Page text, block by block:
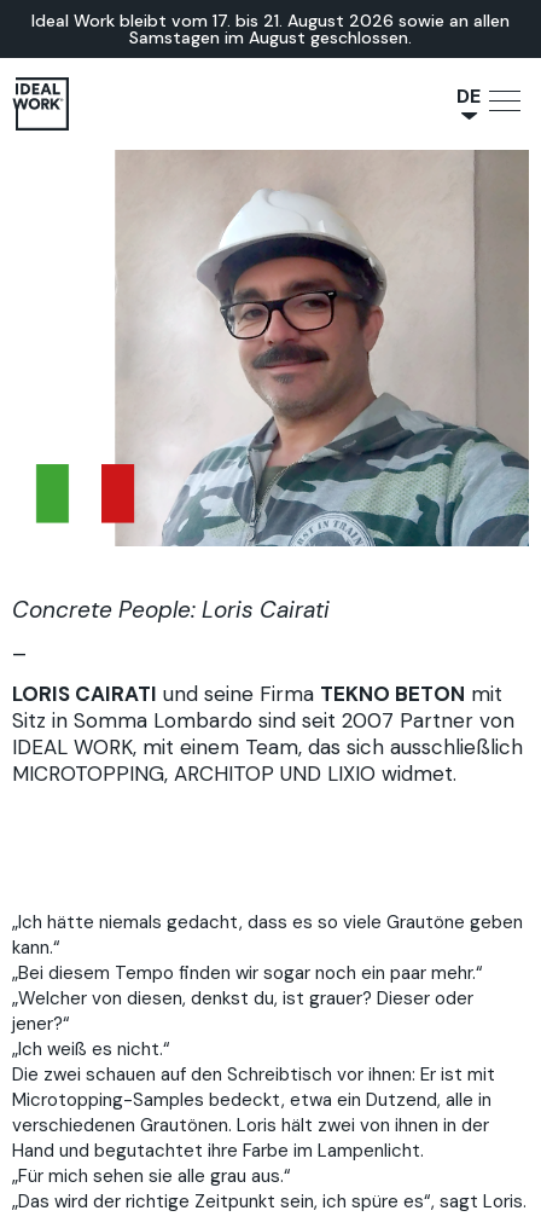
Ideal Work bleibt vom 17. bis 21. August 2026 sowie an allen
Samstagen im August geschlossen.
DE
Concrete People: Loris Cairati
–
LORIS CAIRATI und seine Firma TEKNO BETON mit
Sitz in Somma Lombardo sind seit 2007 Partner von
IDEAL WORK, mit einem Team, das sich ausschließlich
MICROTOPPING, ARCHITOP UND LIXIO widmet.
„Ich hätte niemals gedacht, dass es so viele Grautöne geben
kann.“
„Bei diesem Tempo finden wir sogar noch ein paar mehr.“
„Welcher von diesen, denkst du, ist grauer? Dieser oder
jener?“
„Ich weiß es nicht.“
Die zwei schauen auf den Schreibtisch vor ihnen: Er ist mit
Microtopping-Samples bedeckt, etwa ein Dutzend, alle in
verschiedenen Grautönen. Loris hält zwei von ihnen in der
Hand und begutachtet ihre Farbe im Lampenlicht.
„Für mich sehen sie alle grau aus.“
„Das wird der richtige Zeitpunkt sein, ich spüre es“, sagt Loris.